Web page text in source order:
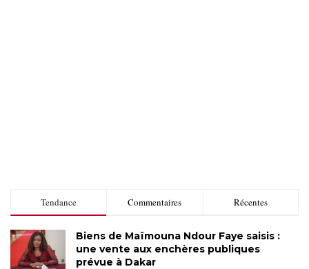
Tendance Commentaires Récentes
Biens de Maïmouna Ndour Faye saisis :
une vente aux enchères publiques
prévue à Dakar